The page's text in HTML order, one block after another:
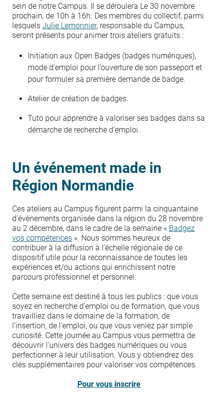
sein de notre Campus. Il se déroulera Le 30 novembre
prochain, de 10h à 16h. Des membres du collectif, parmi
lesquels Julie Lemonnier, responsable du Campus,
seront présents pour animer trois ateliers gratuits :
Initiation aux Open Badges (badges numériques),
mode d’emploi pour l’ouverture de son passeport et
pour formuler sa première demande de badge.
Atelier de création de badges.
Tuto pour apprendre à valoriser ses badges dans sa
démarche de recherche d’emploi.
Un événement made in
Région Normandie
Ces ateliers au Campus figurent parmi la cinquantaine
d’évènements organisée dans la région du 28 novembre
au 2 décembre, dans le cadre de la semaine « Badgez
vos compétences ». Nous sommes heureux de
contribuer à la diffusion à l’échelle régionale de ce
dispositif utile pour la reconnaissance de toutes les
expériences et/ou actions qui enrichissent notre
parcours professionnel et personnel.
Cette semaine est destiné à tous les publics : que vous
soyez en recherche d’emploi ou de formation, que vous
travailliez dans le domaine de la formation, de
l’insertion, de l’emploi, ou que vous veniez par simple
curiosité. Cette journée au Campus vous permettra de
découvrir l’univers des badges numériques ou vous
perfectionner à leur utilisation. Vous y obtiendrez des
clés supplémentaires pour valoriser vos compétences.
Pour vous inscrire